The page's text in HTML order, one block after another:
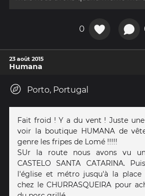
0
23 août 2015
Humana
Porto, Portugal
Fait froid ! Y a du vent ! Juste
voir la boutique HUMANA de
genre les fripes de Lomé !!!!!
SUr la route nous avons vu
CASTELO SANTA CATARINA.
l'église et métro jusqu'à la place
chez le CHURRASQUEIRA pour